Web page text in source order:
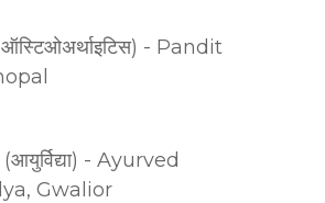
- Pandit
- Ayurved
Gwalior